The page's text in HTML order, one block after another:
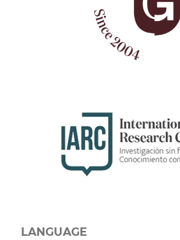
LANGUAGE